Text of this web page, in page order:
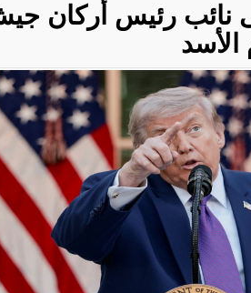
نائب رئيس أركان
الأسد